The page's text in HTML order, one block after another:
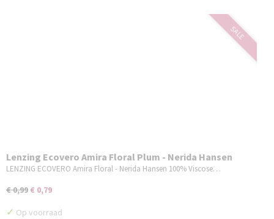
SALE
Lenzing Ecovero Amira Floral Plum - Nerida Hansen
LENZING ECOVERO Amira Floral - Nerida Hansen 100% Viscose…
€ 0,99€ 0,79
✓ Op voorraad